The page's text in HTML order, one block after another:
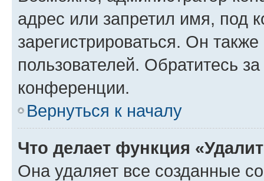
адрес или запретил имя, под
зарегистрироваться. Он
пользователей. Обратитесь
конференции.
Вернуться к началу
Что делает функция
Она удаляет все созданные